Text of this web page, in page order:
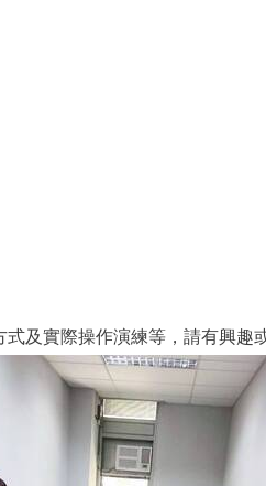
及實際操作演練等，請有興趣